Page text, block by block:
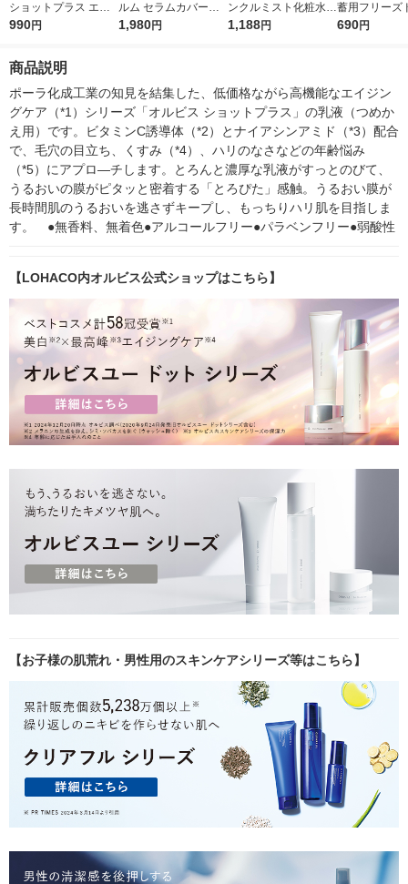
ショットプラス エッ
センスローション 詰
990円
ルム セラムカバーリ
キッドファンデ 02オ
1,980円
ンクルミスト化粧水
ホワイト 150g 常盤薬
1,188円
蓄用フリーズ
飯 ピラフ味
690円
商品説明
ポーラ化成工業の知見を結集した、低価格ながら高機能なエイジン
グケア（*1）シリーズ「オルビス ショットプラス」の乳液（つめか
え用）です。ビタミンC誘導体（*2）とナイアシンアミド（*3）配合
で、毛穴の目立ち、くすみ（*4）、ハリのなさなどの年齢悩み
（*5）にアプロ―チします。とろんと濃厚な乳液がすっとのびて、
うるおいの膜がピタッと密着する「とろぴた」感触。うるおい膜が
長時間肌のうるおいを逃さずキープし、もっちりハリ肌を目指しま
す。　●無香料、無着色●アルコールフリー●パラベンフリー●弱酸性
【LOHACO内オルビス公式ショップはこちら】
【お子様の肌荒れ・男性用のスキンケアシリーズ等はこちら】